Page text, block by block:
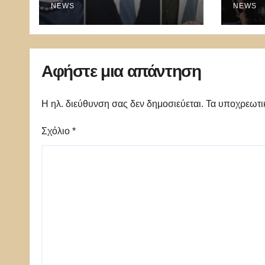
NEWS NEWS
Αφήστε μια απάντηση
Η ηλ. διεύθυνση σας δεν δημοσιεύεται. Τα
Σχόλιο *